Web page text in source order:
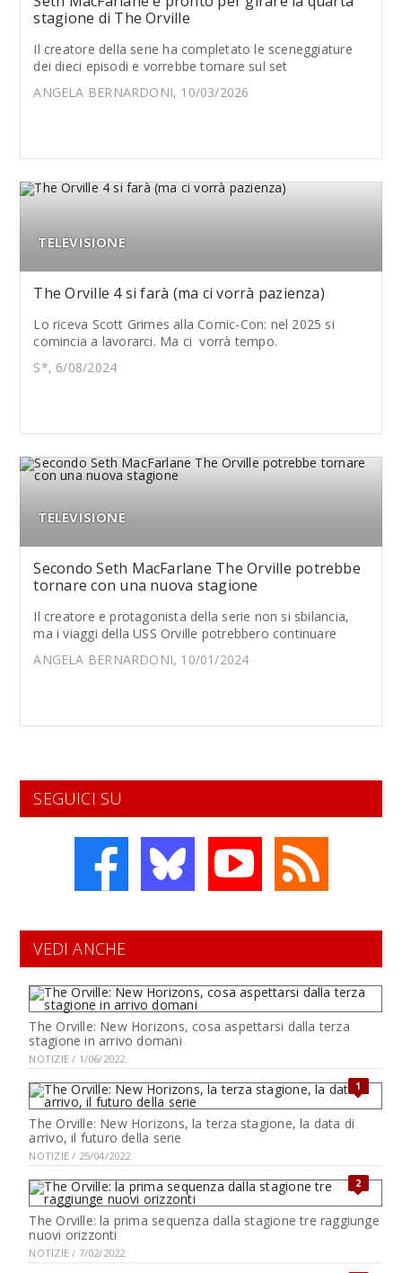
stagione di The Orville
Il creatore della serie ha completato le sceneggiature
dei dieci episodi e vorrebbe tornare sul set
ANGELA BERNARDONI, 10/03/2026
TELEVISIONE
The Orville 4 si farà (ma ci vorrà pazienza)
Lo riceva Scott Grimes alla Comic-Con: nel 2025 si
comincia a lavorarci. Ma ci vorrà tempo.
S*, 6/08/2024
TELEVISIONE
Secondo Seth MacFarlane The Orville potrebbe
tornare con una nuova stagione
Il creatore e protagonista della serie non si sbilancia,
ma i viaggi della USS Orville potrebbero continuare
ANGELA BERNARDONI, 10/01/2024
SEGUICI SU
VEDI ANCHE
The Orville: New Horizons, cosa aspettarsi dalla terza
stagione in arrivo domani
NOTIZIE / 1/06/2022
1
The Orville: New Horizons, la terza stagione, la data di
arrivo, il futuro della serie
NOTIZIE / 25/04/2022
2
The Orville: la prima sequenza dalla stagione tre raggiunge
nuovi orizzonti
NOTIZIE / 7/02/2022